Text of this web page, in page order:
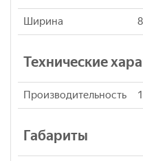
Ширина
Технические
Производительность
Габариты